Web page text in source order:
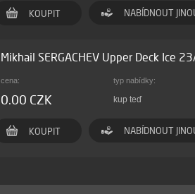
KOUPIT NABÍDNOUT
Mikhail SERGACHEV Upper Deck Ice
cena: typ nabídky:
0.00 CZK kup teď
KOUPIT NABÍDNOUT